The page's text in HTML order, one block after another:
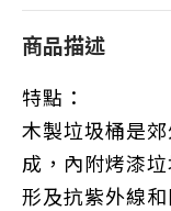
商品描述
特點：
木製垃圾桶是
成，內附烤漆
形及抗紫外線